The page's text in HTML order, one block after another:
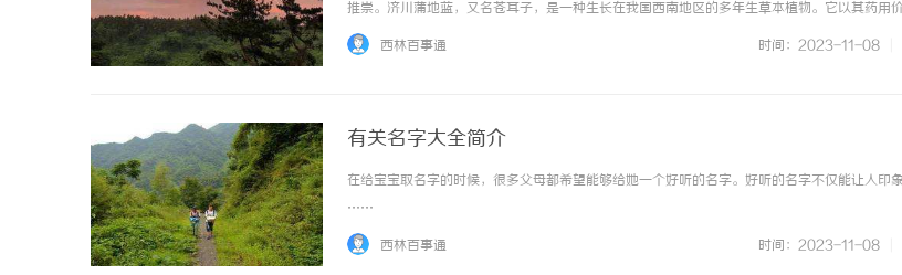
推崇。济川蒲地蓝，又名苍耳子，是一种生长在我国西南地区的多年生草本植物。它以其药用
典》并广泛应用于临床。济川蒲地蓝的主要成分包括生物碱、多糖、黄酮类化合物等，这些成
西林百事通 时间：2023-11-08
有关名字大全简介
在给宝宝取名字的时候，很多父母都希望能够给她一个好听的名字。好听的名字不仅能让人印
……
西林百事通 时间：2023-11-08